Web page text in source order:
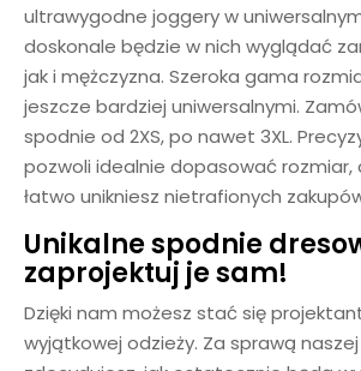
ultrawygodne joggery w
doskonale będzie w nich wyglądać
jak i mężczyzna. Szeroka gama
jeszcze bardziej uniwersalnymi.
spodnie od 2XS, po nawet 3XL.
pozwoli idealnie dopasować rozmiar,
łatwo unikniesz nietrafionych
Unikalne spodnie
zaprojektuj je sam!
Dzięki nam możesz stać się
wyjątkowej odzieży. Za sprawą